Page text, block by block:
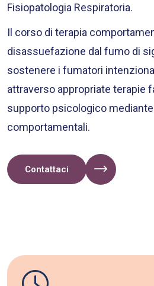
Fisiopatologia Respiratoria.
Il corso di terapia
disassuefazione dal fumo di
sostenere i fumatori
attraverso appropriate terapie
supporto psicologico
comportamentali.
Contattaci